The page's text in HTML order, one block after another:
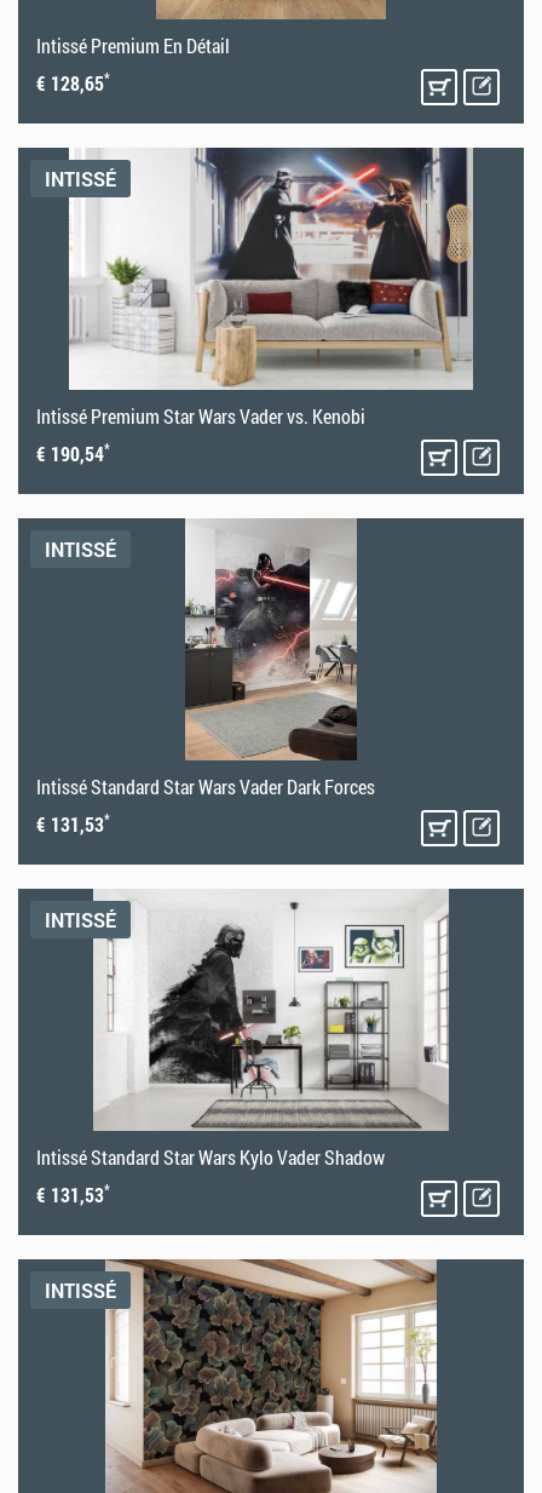
Intissé Premium En Détail
€ 128,65*
INTISSÉ
Intissé Premium Star Wars Vader vs. Kenobi
€ 190,54*
INTISSÉ
Intissé Standard Star Wars Vader Dark Forces
€ 131,53*
INTISSÉ
Intissé Standard Star Wars Kylo Vader Shadow
€ 131,53*
INTISSÉ